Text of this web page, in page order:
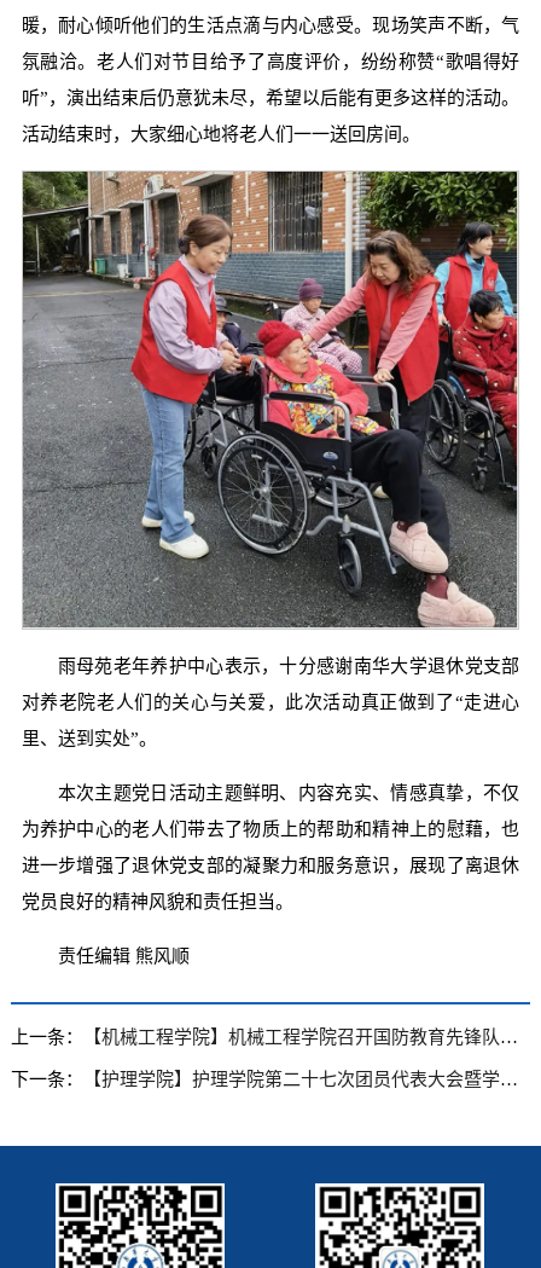
暖，耐心倾听他们的生活点滴与内心感受。现场笑声不断，气
氛融洽。老人们对节目给予了高度评价，纷纷称赞“歌唱得好
听”，演出结束后仍意犹未尽，希望以后能有更多这样的活动。
活动结束时，大家细心地将老人们一一送回房间。
雨母苑老年养护中心表示，十分感谢南华大学退休党支部
对养老院老人们的关心与关爱，此次活动真正做到了“走进心
里、送到实处”。
本次主题党日活动主题鲜明、内容充实、情感真挚，不仅
为养护中心的老人们带去了物质上的帮助和精神上的慰藉，也
进一步增强了退休党支部的凝聚力和服务意识，展现了离退休
党员良好的精神风貌和责任担当。
责任编辑 熊风顺
上一条： 【机械工程学院】机械工程学院召开国防教育先锋队座谈会
下一条： 【护理学院】护理学院第二十七次团员代表大会暨学生代表大会召开